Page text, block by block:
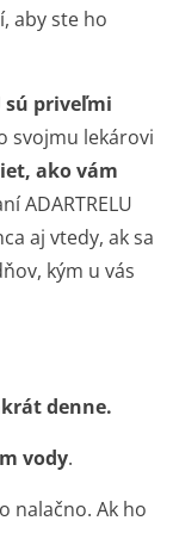
aby ste ho
sú priveľmi
svojmu lekárovi
ako vám
ADARTRELU
aj vtedy, ak sa
kým u vás
denne.
vody.
nalačno. Ak ho